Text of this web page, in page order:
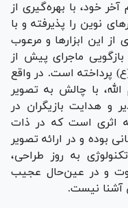
خود، با بهره‌گیری از
نوین را پذیرفته و با
از این ابزارها و مرعوب
ماجرای پیش از
پرداخته است. در واقع
با چالش به تصویر
و هدایت بازیگران در
اثری است که در ذات
بوده و در ارائه تصویر
به روز طراحی،
و در عین‌حال عجیب
آشنا نیست.